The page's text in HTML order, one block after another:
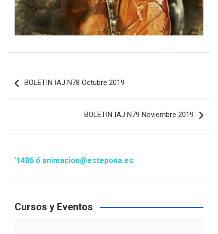
de
BOLETIN IAJ N78 Octubre 2019
BOLETIN IAJ N79 Noviembre 2019
animacion@estepona.es
Cursos y Eventos